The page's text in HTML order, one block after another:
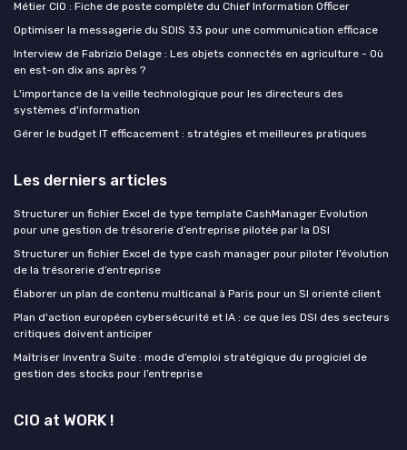
Métier CIO : Fiche de poste complète du Chief Information Officer
Optimiser la messagerie du SDIS 33 pour une communication efficace
Interview de Fabrizio Delage : Les objets connectés en agriculture - Où
en est-on dix ans après ?
L'importance de la veille technologique pour les directeurs des
systèmes d'information
Gérer le budget IT efficacement : stratégies et meilleures pratiques
Les derniers articles
Structurer un fichier Excel de type template CashManager Evolution
pour une gestion de trésorerie d’entreprise pilotée par la DSI
Structurer un fichier Excel de type cash manager pour piloter l’évolution
de la trésorerie d’entreprise
Élaborer un plan de contenu multicanal à Paris pour un SI orienté client
Plan d'action européen cybersécurité et IA : ce que les DSI des secteurs
critiques doivent anticiper
Maîtriser Inventra Suite : mode d’emploi stratégique du progiciel de
gestion des stocks pour l’entreprise
CIO at WORK !